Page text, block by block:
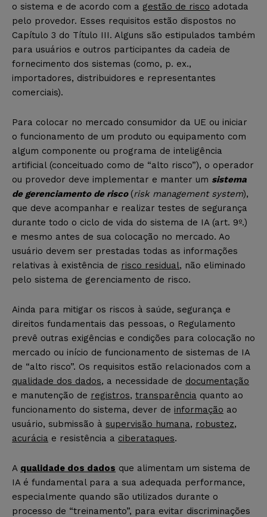
o sistema e de acordo com a gestão de risco adotada
pelo provedor. Esses requisitos estão dispostos no
Capítulo 3 do Título III. Alguns são estipulados também
para usuários e outros participantes da cadeia de
fornecimento dos sistemas (como, p. ex.,
importadores, distribuidores e representantes
comerciais).
Para colocar no mercado consumidor da UE ou iniciar
o funcionamento de um produto ou equipamento com
algum componente ou programa de inteligência
artificial (conceituado como de “alto risco”), o operador
ou provedor deve implementar e manter um sistema
de gerenciamento de risco (risk management system),
que deve acompanhar e realizar testes de segurança
durante todo o ciclo de vida do sistema de IA (art. 9º.)
e mesmo antes de sua colocação no mercado. Ao
usuário devem ser prestadas todas as informações
relativas à existência de risco residual, não eliminado
pelo sistema de gerenciamento de risco.
Ainda para mitigar os riscos à saúde, segurança e
direitos fundamentais das pessoas, o Regulamento
prevê outras exigências e condições para colocação no
mercado ou início de funcionamento de sistemas de IA
de “alto risco”. Os requisitos estão relacionados com a
qualidade dos dados, a necessidade de documentação
e manutenção de registros, transparência quanto ao
funcionamento do sistema, dever de informação ao
usuário, submissão à supervisão humana, robustez,
acurácia e resistência a ciberataques.
A qualidade dos dados que alimentam um sistema de
IA é fundamental para a sua adequada performance,
especialmente quando são utilizados durante o
processo de “treinamento”, para evitar discriminações